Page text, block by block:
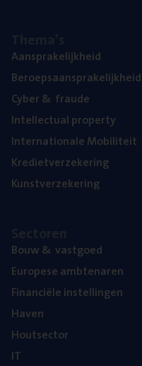
Aan­spra­ke­lijk­heid
Beroeps­aan­spra­ke­lijk­heid
Cyber& fraude
Intel­lec­tu­al property
Inter­na­ti­o­na­le Mobiliteit
Kre­diet­ver­ze­ke­ring
Kunst­ver­ze­ke­ring
Bouw& vastgoed
Euro­pe­se ambtenaren
Finan­ci­ë­le instellingen
Haven
Hout­sec­tor
IT